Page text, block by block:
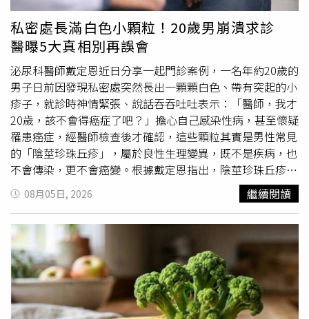
私密處長滿白色小顆粒！20歲男崩潰求診
醫曝5大真相別再誤會
泌尿科醫師戴定恩近日分享一起門診案例，一名年約20歲的
男子日前因發現私密處突然長出一顆顆白色、帶有突起的小
疹子，就診時神情緊張、說話吞吞吐吐表示：「醫師，我才
20歲，該不會得癌症了吧？」擔心自己感染性病，甚至懷疑
罹患癌症，經醫師檢查後才確認，這些顆粒其實是男性常見
的「陰莖珍珠丘疹」，屬於良性生理變異，既不是疾病，也
不會傳染，更不會癌變。根據戴定恩指出，陰莖珍珠丘疹相
當常見，通常長在龜頭冠狀溝周圍，外觀看起來是一顆顆細
小、整齊排列的突起，猶如一串珍珠，因此被稱為「珍珠丘
疹」。不少患者第一次發現時，都會誤以為自己感染菜花或
其他性病，因此心理壓力相當大。戴定恩特別強調，陰莖珍
珠丘疹不是菜花、不是
人類乳突病毒 （HPV）感染、不是性
病、不具傳染性，更不會演變成癌症，屬於正常的良性生理
變化，不必因為看到小顆粒就過度恐慌。他表示，多數珍珠
丘疹不會造成疼痛、搔癢、流血或其他身體不適，因此如果
08月05日, 2026 繼續閱讀